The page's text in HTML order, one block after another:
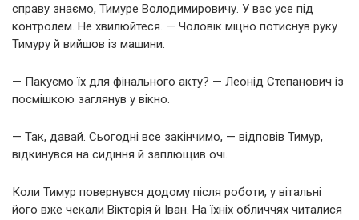
справу знаємо, Тимуре Володимировичу. У вас усе під
контролем. Не хвилюйтеся. — Чоловік міцно потиснув руку
Тимуру й вийшов із машини.
— Пакуємо їх для фінального акту? — Леонід Степанович із
посмішкою заглянув у вікно.
— Так, давай. Сьогодні все закінчимо, — відповів Тимур,
відкинувся на сидіння й заплющив очі.
Коли Тимур повернувся додому після роботи, у вітальні
його вже чекали Вікторія й Іван. На їхніх обличчях читалися